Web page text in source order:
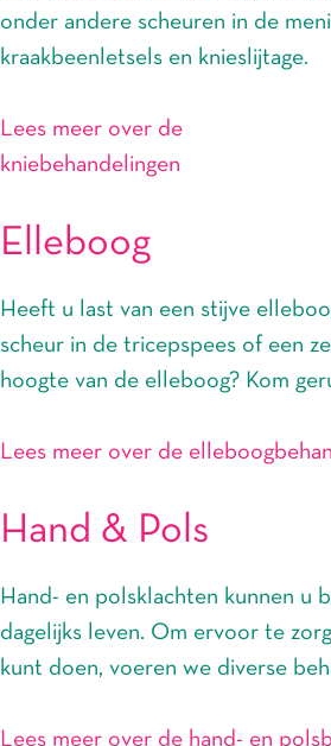
onder andere scheuren in de
kraakbeenletsels en knieslijtage.
Lees meer over de
kniebehandelingen
Elleboog
Heeft u last van een stijve
scheur in de tricepspees of een
hoogte van de elleboog? Kom
Lees meer over de
Hand & Pols
Hand- en polsklachten kunnen u
dagelijks leven. Om ervoor te
kunt doen, voeren we diverse
Lees meer over de hand- en